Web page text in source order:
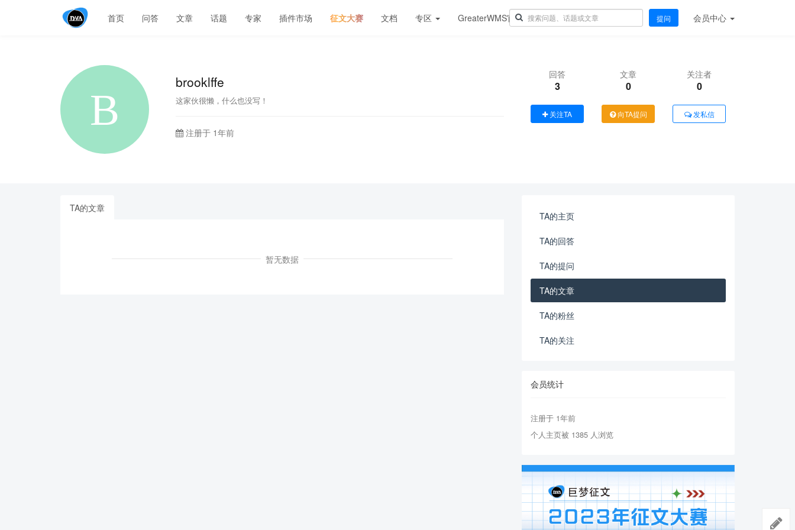
首页 问答 文章 话题 专家 插件市场 征文大赛 文档 专区 GreaterWMS官网 提问 会员中心
brooklffe
这家伙很懒，什么也没写！
注册于 1年前
回答
3
文章
0
关注者
0
关注TA 向TA提问 发私信
TA的文章
暂无数据
TA的主页
TA的回答
TA的提问
TA的文章
TA的粉丝
TA的关注
会员统计
注册于 1年前
个人主页被 1385 人浏览